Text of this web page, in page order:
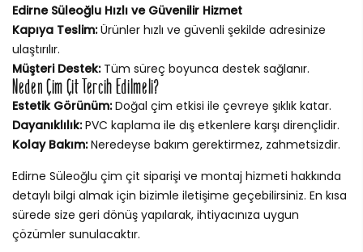
Edirne Süleoğlu Hızlı ve Güvenilir Hizmet
Kapıya Teslim:Ürünler hızlı ve güvenli şekilde adresinize
ulaştırılır.
Müşteri Destek:Tüm süreç boyunca destek sağlanır.
Neden Çim Çit Tercih Edilmeli?
Estetik Görünüm:Doğal çim etkisi ile çevreye şıklık katar.
Dayanıklılık:PVC kaplama ile dış etkenlere karşı dirençlidir.
Kolay Bakım:Neredeyse bakım gerektirmez, zahmetsizdir.
Edirne Süleoğlu çim çit siparişi ve montaj hizmeti hakkında
detaylı bilgi almak için bizimle iletişime geçebilirsiniz. En kısa
sürede size geri dönüş yapılarak, ihtiyacınıza uygun
çözümler sunulacaktır.